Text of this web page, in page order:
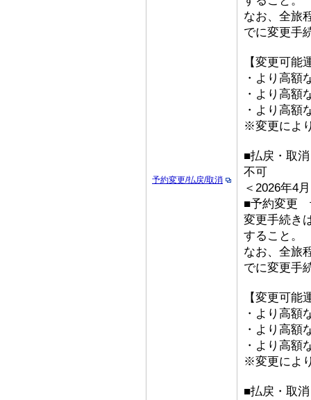
予約変更/払戻/取消
なお、全旅
でに変更手
【変更可能
・より高額
・より高額
・より高額
※変更によ
■払戻・取消
不可
＜2026年4
■予約変更
変更手続き
すること。
なお、全旅
でに変更手
【変更可能
・より高額
・より高額
・より高額
※変更によ
■払戻・取消